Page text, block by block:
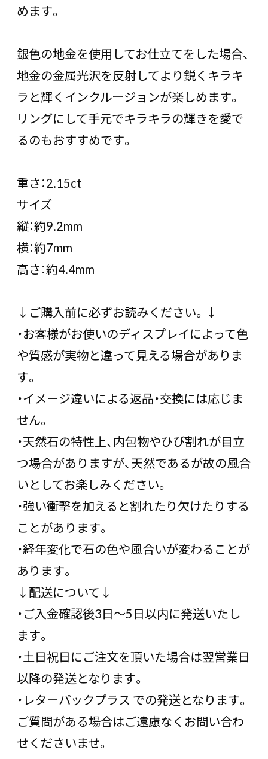
めます。
銀色の地金を使用してお仕立てをした場合、
地金の金属光沢を反射してより鋭くキラキ
ラと輝くインクルージョンが楽しめます。
リングにして手元でキラキラの輝きを愛で
るのもおすすめです。
重さ：2.15ct
サイズ
縦：約9.2mm
横：約7mm
高さ：約4.4mm
↓ご購入前に必ずお読みください。↓
・お客様がお使いのディスプレイによって色
や質感が実物と違って見える場合がありま
す。
・イメージ違いによる返品・交換には応じま
せん。
・天然石の特性上、内包物やひび割れが目立
つ場合がありますが、天然であるが故の風合
いとしてお楽しみください。
・強い衝撃を加えると割れたり欠けたりする
ことがあります。
・経年変化で石の色や風合いが変わることが
あります。
↓配送について↓
・ご入金確認後3日〜5日以内に発送いたし
ます。
・土日祝日にご注文を頂いた場合は翌営業日
以降の発送となります。
・レターパックプラス での発送となります。
ご質問がある場合はご遠慮なくお問い合わ
せくださいませ。